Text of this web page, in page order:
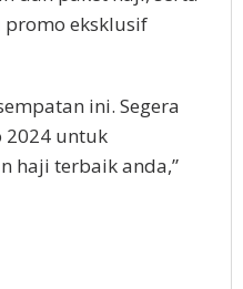
eksklusif
ini. Segera
2024 untuk
haji terbaik anda,”